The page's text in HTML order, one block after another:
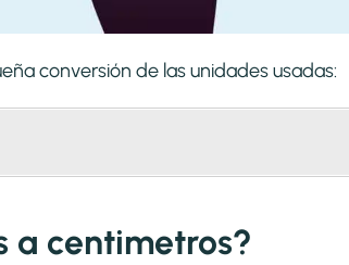
conversión de las unidades usadas:
a centimetros?